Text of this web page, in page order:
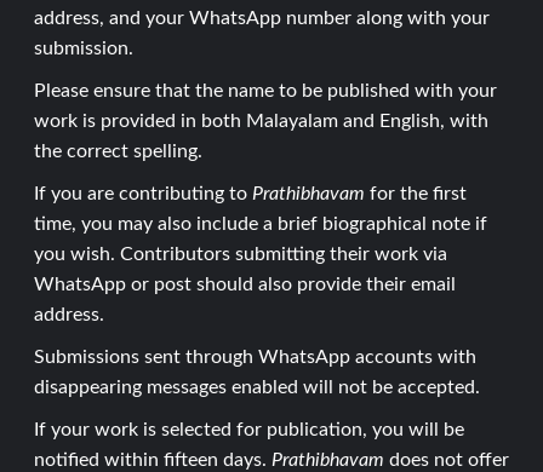
address, and your WhatsApp number along with your
submission.
Please ensure that the name to be published with your
work is provided in both Malayalam and English, with
the correct spelling.
If you are contributing to Prathibhavam for the first
time, you may also include a brief biographical note if
you wish. Contributors submitting their work via
WhatsApp or post should also provide their email
address.
Submissions sent through WhatsApp accounts with
disappearing messages enabled will not be accepted.
If your work is selected for publication, you will be
notified within fifteen days. Prathibhavam does not offer